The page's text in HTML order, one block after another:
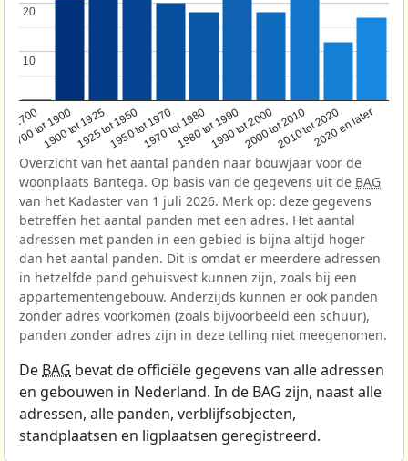
1700
1700 tot 1900
1900 tot 19251925 tot 19501950 tot 19701970 tot 19801980 tot 19901990 tot 20002000 tot 20102010 tot 20202020 en later
10
10
20
20
Overzicht van het aantal panden naar bouwjaar voor de
woonplaats Bantega. Op basis van de gegevens uit de BAG
van het Kadaster van 1 juli 2026. Merk op: deze gegevens
betreffen het aantal panden met een adres. Het aantal
adressen met panden in een gebied is bijna altijd hoger
dan het aantal panden. Dit is omdat er meerdere adressen
in hetzelfde pand gehuisvest kunnen zijn, zoals bij een
appartementengebouw. Anderzijds kunnen er ook panden
zonder adres voorkomen (zoals bijvoorbeeld een schuur),
panden zonder adres zijn in deze telling niet meegenomen.
De BAG bevat de officiële gegevens van alle adressen
en gebouwen in Nederland. In de BAG zijn, naast alle
adressen, alle panden, verblijfsobjecten,
standplaatsen en ligplaatsen geregistreerd.